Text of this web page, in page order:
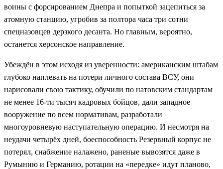
воины с форсированием Днепра и попыткой зацепиться за
атомную станцию, угробив за полтора часа три сотни
спецназовцев дерзкого десанта. Но главным, вероятно,
останется херсонское направление.
Убеждён в этом исходя из уверенности: американским штабам
глубоко наплевать на потери личного состава ВСУ, они
нарисовали свою тактику, обучили по натовским стандартам
не менее 16-ти тысяч кадровых бойцов, дали западное
вооружение по всем нормативам, разработали
многоуровневую наступательную операцию. И несмотря на
неудачи четырёх дней, боеспособность Резервный корпус не
потерял, снабжение налажено, раненые вывозятся даже в
Румынию и Германию, ротации на «передке» идут планово,